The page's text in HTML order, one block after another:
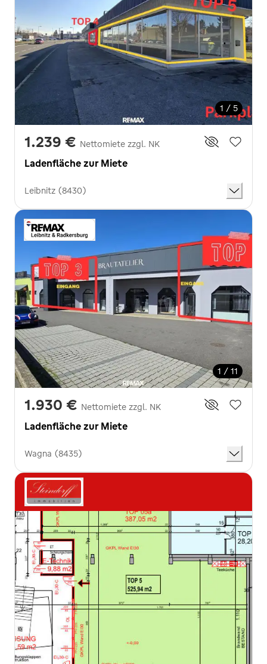
1 / 5
1.239 € Nettomiete zzgl. NK
Ladenfläche zur Miete
Leibnitz (8430)
1 / 11
1.930 € Nettomiete zzgl. NK
Ladenfläche zur Miete
Wagna (8435)